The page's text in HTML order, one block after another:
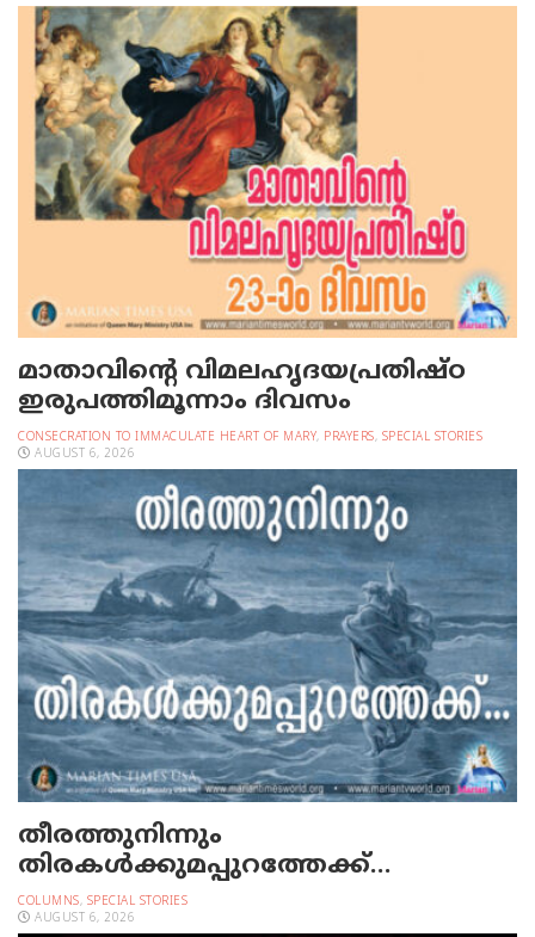
മാതാവിന്റെ വിമലഹൃദയപ്രതിഷ്ഠ
ഇരുപത്തിമൂന്നാം ദിവസം
CONSECRATION TO IMMACULATE HEART OF MARY, PRAYERS, SPECIAL STORIES
AUGUST 6, 2026
തീരത്തുനിന്നും
തിരകള്‍ക്കുമപ്പുറത്തേക്ക്…
COLUMNS, SPECIAL STORIES
AUGUST 6, 2026